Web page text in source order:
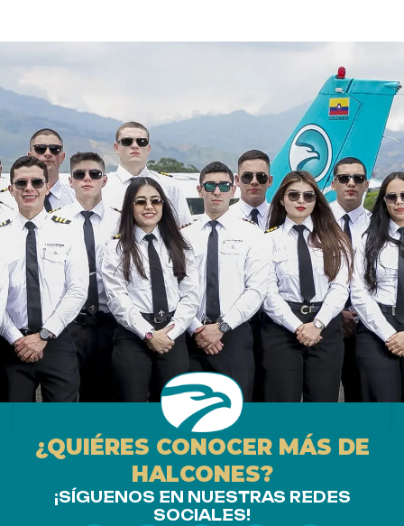
¿QUIÉRES CONOCER MÁS DE
HALCONES?
¡SÍGUENOS EN NUESTRAS REDES
SOCIALES!